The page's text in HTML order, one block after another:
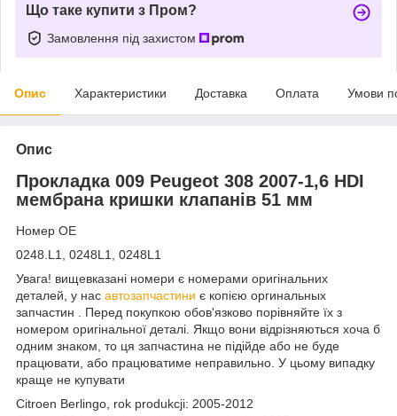
Що таке купити з Пром?
Замовлення під захистом
Опис Характеристики Доставка Оплата Умови
Опис
Прокладка 009 Peugeot 308 2007-1,6 HDI
мембрана кришки клапанів 51 мм
Номер OE
0248.L1, 0248L1, 0248L1
Увага! вищевказані номери є номерами оригінальних
деталей, у нас автозапчастини є копією оргинальных
запчастин . Перед покупкою обов'язково порівняйте їх з
номером оригінальної деталі. Якщо вони відрізняються хоча б
одним знаком, то ця запчастина не підійде або не буде
працювати, або працюватиме неправильно. У цьому випадку
краще не купувати
Citroen Berlingo, rok produkcji: 2005-2012